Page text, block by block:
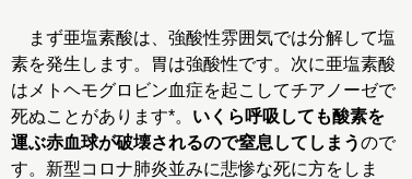
まず亜塩素酸は、強酸性雰囲気では分解して塩
素を発生します。胃は強酸性です。次に亜塩素酸
はメトヘモグロビン血症を起こしてチアノーゼで
死ぬことがあります*。 いくら呼吸しても酸素を
運ぶ赤血球が破壊されるので窒息してしまうので
す。新型コロナ肺炎並みに悲惨な死に方をしま